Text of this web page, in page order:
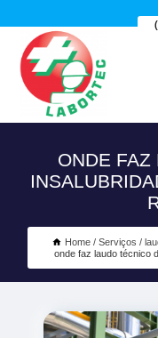
ONDE FAZ
Home Serviços
onde faz laudo técnico